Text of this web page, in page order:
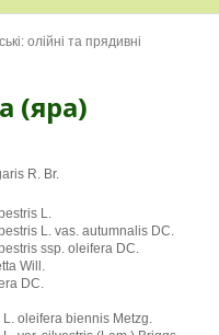
олійні та прядивні
(яра)
R. Br.
L.
L. vas. autumnalis DC.
ssp. oleifera DC.
Will.
DC.
L. oleifera biennis Metzg.